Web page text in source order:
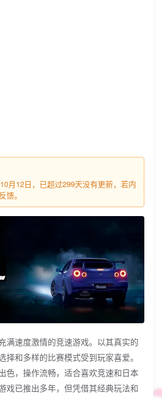
月12日，已超过299天没有更新，若内
馈。
满速度激情的竞速游戏。以其真实的
择和多样的比赛模式受到玩家喜爱。
色，操作流畅，适合喜欢竞速和日本
戏已推出多年，但凭借其经典玩法和